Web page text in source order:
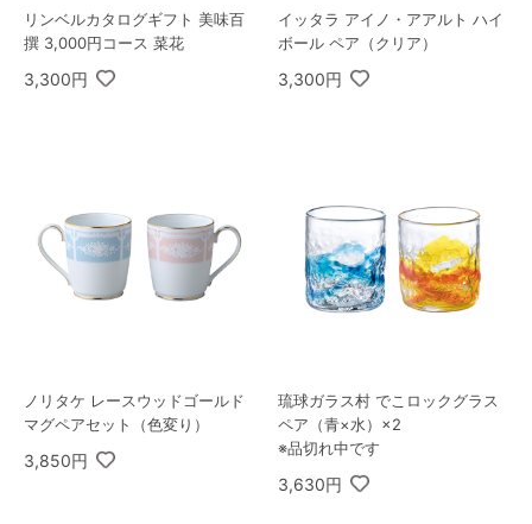
リンベルカタログギフト 美味百
撰 3,000円コース 菜花
3,300円
イッタラ アイノ・アアルト ハイ
ボール ペア（クリア）
3,300円
ノリタケ レースウッドゴールド
マグペアセット（色変り）
3,850円
琉球ガラス村 でこロックグラス
ペア（青×水）×2
※品切れ中です
3,630円